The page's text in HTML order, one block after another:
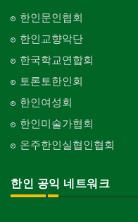
한인문인협회
한인교향악단
한국학교연합회
토론토한인회
한인여성회
한인미술가협회
온주한인실협인협회
한인 공익 네트워크